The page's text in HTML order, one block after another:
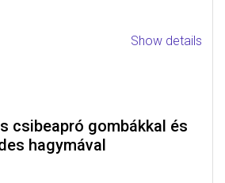
Show details
csibeapró gombákkal és
hagymával